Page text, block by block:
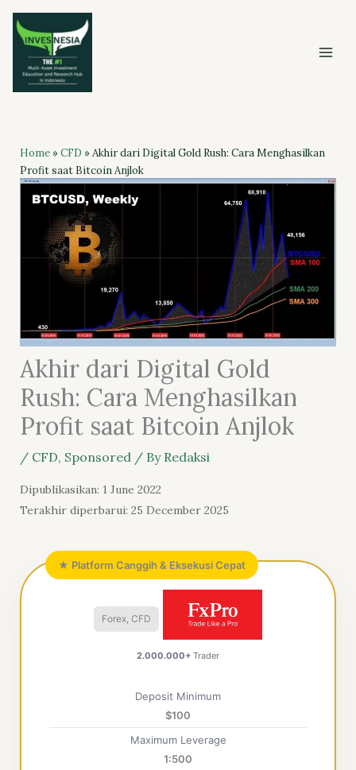
Skip
content
Home»CFD »Akhir dari Digital Gold Rush: Cara Menghasilkan
Profit saat Bitcoin Anjlok
Akhir dari Digital Gold
Rush: Cara Menghasilkan
Profit saat Bitcoin Anjlok
/ CFD, Sponsored/ By Redaksi
Dipublikasikan: 1 June 2022
Terakhir diperbarui: 25 December 2025
★ Platform Canggih & Eksekusi Cepat
Forex, CFD
2.000.000+ Trader
Deposit Minimum
$100
Maximum Leverage
1:500